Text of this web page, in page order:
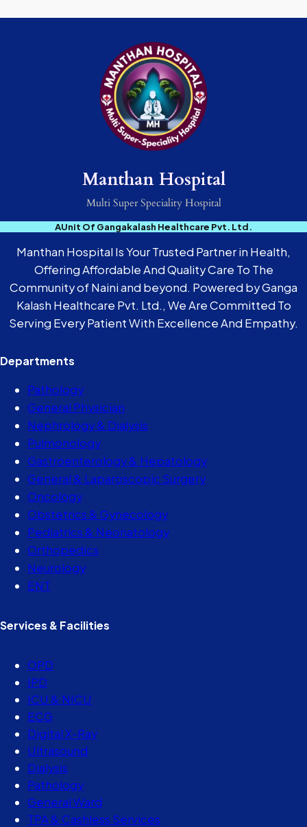
Manthan Hospital
Multi Super Speciality Hospital
AUnit Of Gangakalash Healthcare Pvt. Ltd.
Manthan Hospital Is Your Trusted Partner in Health,
Offering Affordable And Quality Care To The
Community of Naini and beyond. Powered by Ganga
Kalash Healthcare Pvt. Ltd., We Are Committed To
Serving Every Patient With Excellence And Empathy.
Departments
Pathology
General Physician
Nephrology & Dialysis
Pulmonology
Gastroenterology & Hepatology
General & Laparoscopic Surgery
Oncology
Obstetrics & Gynecology
Pediatrics & Neonatology
Orthopedics
Neurology
ENT
Services & Facilities
OPD
IPD
ICU & NICU
ECG
Digital X-Ray
Ultrasound
Dialysis
Pathology
General Ward
TPA & Cashless Services